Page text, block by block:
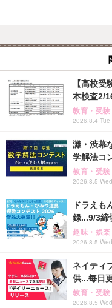
【高校
本検査2/
教育・受験
2026.8.4 Tue
灘・渋幕
学解法コ
教育・受験
2026.8.5
ドラえも
録...9/3締
趣味・娯楽
2026.8.5
ネイティ
供...毎日
教育・受験
2026.8.5